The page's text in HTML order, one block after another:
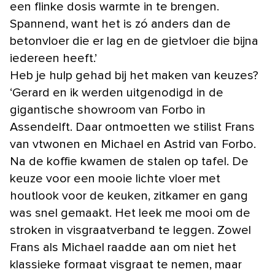
een flinke dosis warmte in te brengen.
Spannend, want het is zó anders dan de
betonvloer die er lag en de gietvloer die bijna
iedereen heeft.’
Heb je hulp gehad bij het maken van keuzes?
‘Gerard en ik werden uitgenodigd in de
gigantische showroom van Forbo in
Assendelft. Daar ontmoetten we stilist Frans
van vtwonen en Michael en Astrid van Forbo.
Na de koffie kwamen de stalen op tafel. De
keuze voor een mooie lichte vloer met
houtlook voor de keuken, zitkamer en gang
was snel gemaakt. Het leek me mooi om de
stroken in visgraatverband te leggen. Zowel
Frans als Michael raadde aan om niet het
klassieke formaat visgraat te nemen, maar